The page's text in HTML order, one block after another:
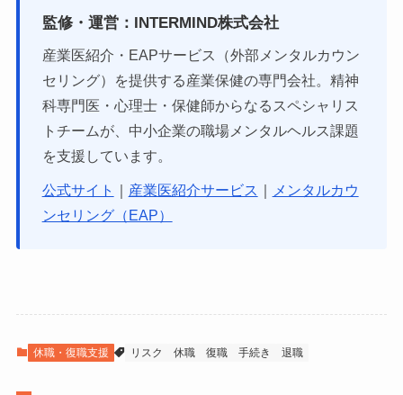
監修・運営：INTERMIND株式会社
産業医紹介・EAPサービス（外部メンタルカウン
セリング）を提供する産業保健の専門会社。精神
科専門医・心理士・保健師からなるスペシャリス
トチームが、中小企業の職場メンタルヘルス課題
を支援しています。
公式サイト ｜ 産業医紹介サービス ｜
メンタルカウ
ンセリング（EAP）
休職・復職支援 リスク 休職 復職 手続き 退職